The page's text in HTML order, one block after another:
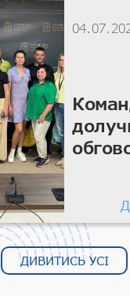
ДИВИТИСЬ УСІ